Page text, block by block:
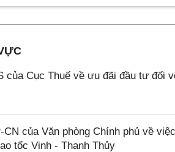
của Cục Thuế về ưu đãi đầu tư đối
CN của Văn phòng Chính phủ về
tốc Vinh - Thanh Thủy